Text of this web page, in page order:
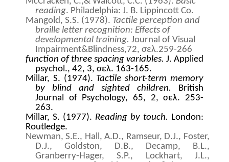
reading. Philadelphia: J. B. Lippincott Co.
Mangold, S.S. (1978). Tactile perception and
braille letter recognition: Effects of
developmental training. Journal of Visual
Impairment&Blindness,72, σελ.259-266
function of three spacing variables. J. Applied
psychol., 42, 3, σελ. 163-165.
Millar, S. (1974). Tactile short-term memory
by blind and sighted children. British
Journal of Psychology, 65, 2, σελ. 253-
263.
Millar, S. (1977). Reading by touch. London:
Routledge.
Newman, S.E., Hall, A.D., Ramseur, D.J., Foster,
D.J., Goldston, D.B., Decamp, B.L.,
Granberry-Hager, S.P., Lockhart, J.L.,